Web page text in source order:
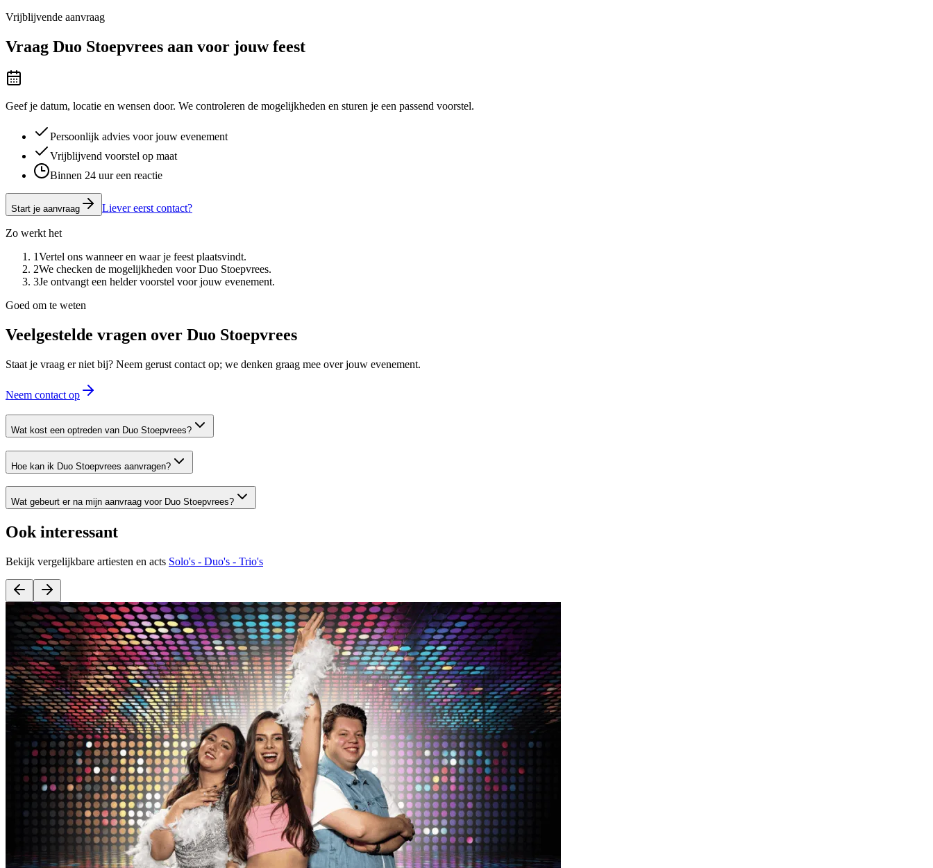
Vrijblijvende aanvraag
Vraag Duo Stoepvrees aan voor jouw feest
Geef je datum, locatie en wensen door. We controleren de mogelijkheden en sturen je een passend voorstel.
Persoonlijk advies voor jouw evenement
Vrijblijvend voorstel op maat
Binnen 24 uur een reactie
Start je aanvraag Liever eerst contact?
Zo werkt het
1Vertel ons wanneer en waar je feest plaatsvindt.
2We checken de mogelijkheden voor Duo Stoepvrees.
3Je ontvangt een helder voorstel voor jouw evenement.
Goed om te weten
Veelgestelde vragen over Duo Stoepvrees
Staat je vraag er niet bij? Neem gerust contact op; we denken graag mee over jouw evenement.
Neem contact op
Wat kost een optreden van Duo Stoepvrees?
Hoe kan ik Duo Stoepvrees aanvragen?
Wat gebeurt er na mijn aanvraag voor Duo Stoepvrees?
Ook interessant
Bekijk vergelijkbare artiesten en acts Solo's - Duo's - Trio's